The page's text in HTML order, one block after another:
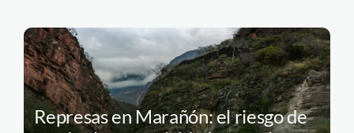
Represas en Marañón: el riesgo de